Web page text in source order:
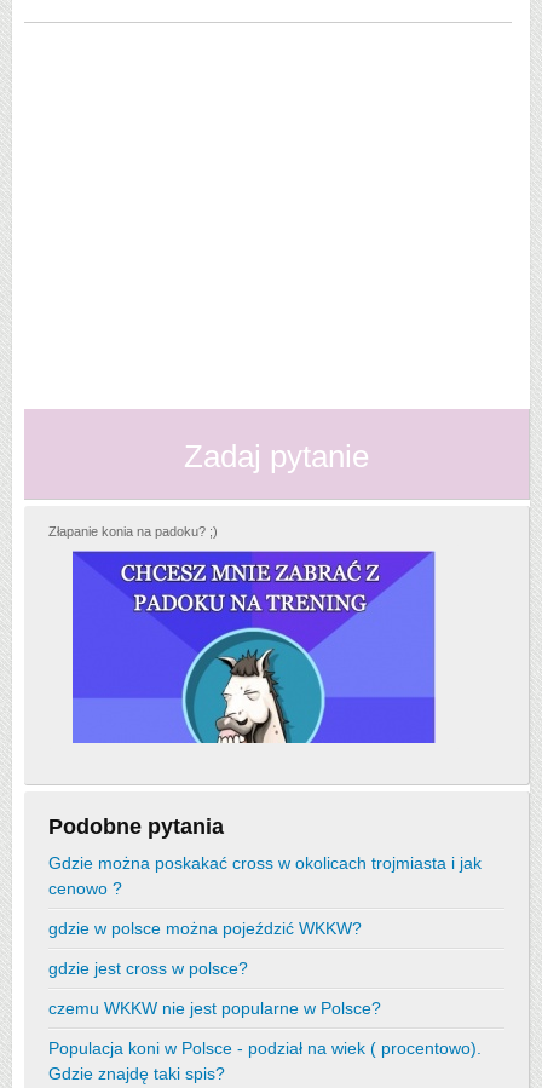
Zadaj pytanie
Złapanie konia na padoku? ;)
Podobne pytania
Gdzie można poskakać cross w okolicach trojmiasta i jak
cenowo ?
gdzie w polsce można pojeździć WKKW?
gdzie jest cross w polsce?
czemu WKKW nie jest popularne w Polsce?
Populacja koni w Polsce - podział na wiek ( procentowo).
Gdzie znajdę taki spis?